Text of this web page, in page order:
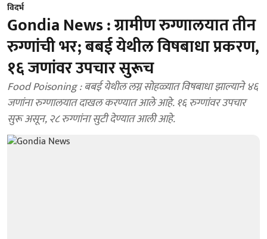
विदर्भ
Gondia News : ग्रामीण रुग्णालयात तीन
रुग्णांची भर; बबई येथील विषबाधा प्रकरण,
१६ जणांवर उपचार सुरूच
Food Poisoning : बबई येथील लग्न सोहळ्यात विषबाधा झाल्याने ४६
जणांना रुग्णालयात दाखल करण्यात आले आहे. १६ रुग्णांवर उपचार
सुरू असून, २८ रुग्णांना सुटी देण्यात आली आहे.